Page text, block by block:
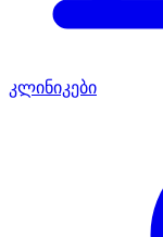
კლინიკები